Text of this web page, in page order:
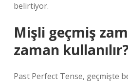
belirtiyor.
Mişli geçmiş
zaman
Past Perfect Tense, geçmişte